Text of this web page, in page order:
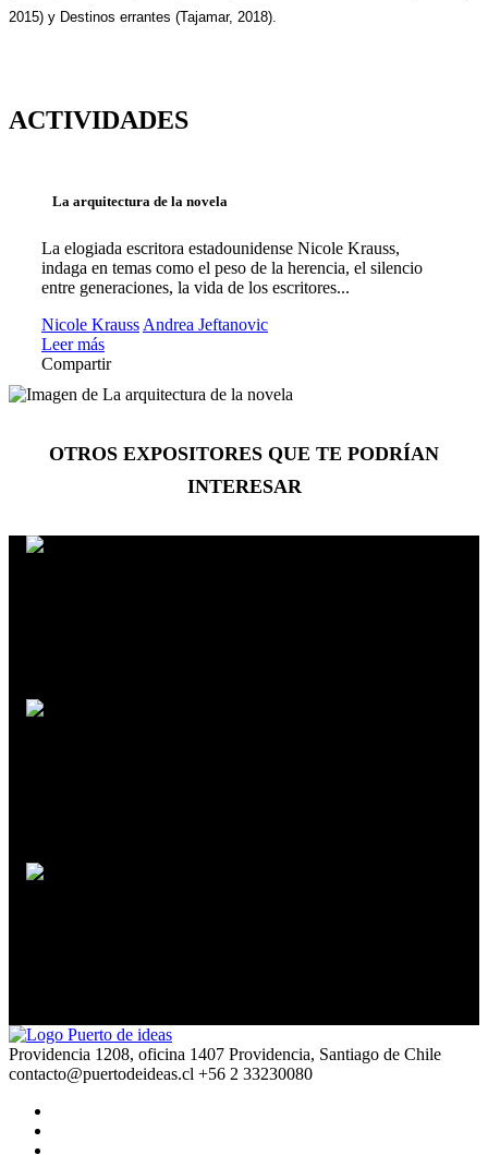
2015) y Destinos errantes (Tajamar, 2018).
ACTIVIDADES
La arquitectura de la novela
La elogiada escritora estadounidense Nicole Krauss,
indaga en temas como el peso de la herencia, el silencio
entre generaciones, la vida de los escritores...
Nicole Krauss Andrea Jeftanovic
Leer más
Compartir
OTROS EXPOSITORES QUE TE PODRÍAN
INTERESAR
Providencia 1208, oficina 1407 Providencia, Santiago de Chile
contacto@puertodeideas.cl +56 2 33230080